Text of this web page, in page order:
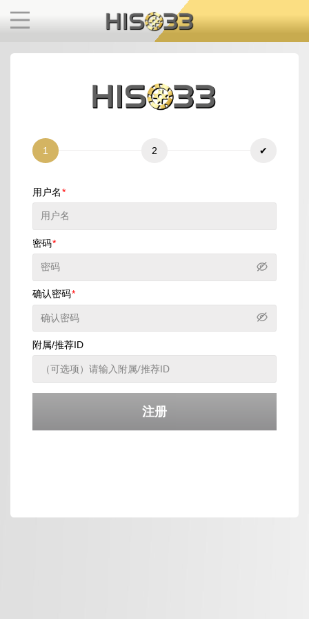
1 2 ✔
用户名
密码
确认密码
附属/推荐ID
注册